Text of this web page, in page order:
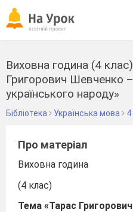
Виховна година (4
Григорович Шевченко
українського народу»
Бібліотека Українська мова 4
Про матеріал
Виховна година
(4 клас)
Тема «Тарас